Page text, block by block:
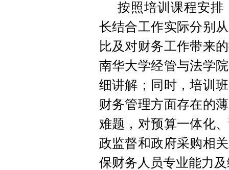
按照培训课程安排
长结合工作实际分别
比及对财务工作带来
南华大学经管与法学
细讲解；同时，培训
财务管理方面存在的
难题，对预算一体化
政监督和政府采购相
保财务人员专业能力